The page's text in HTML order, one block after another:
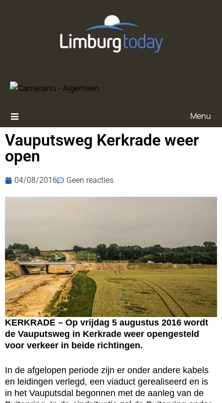
Menu
Vauputsweg Kerkrade weer
open
04/08/2016 Geen reacties
KERKRADE – Op vrijdag 5 augustus 2016 wordt
de Vauputsweg in Kerkrade weer opengesteld
voor verkeer in beide richtingen.
In de afgelopen periode zijn er onder andere kabels
en leidingen verlegd, een viaduct gerealiseerd en is
in het Vauputsdal begonnen met de aanleg van de